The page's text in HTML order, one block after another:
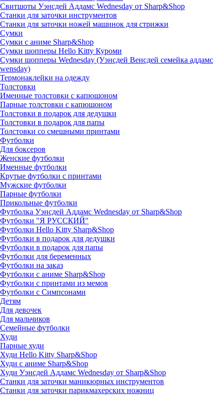
Свитшоты Уэнсдей Аддамс Wednesday от Sharp&Shop
Станки для заточки инструментов
Станки для заточки ножей машинок для стрижки
Сумки
Сумки с аниме Sharp&Shop
Сумки шопперы Hello Kitty Куроми
Сумки шопперы Wednesday (Уэнсдей Венсдей семейка аддамс
wensday)
Термонаклейки на одежду
Толстовки
Именные толстовки с капюшоном
Парные толстовки с капюшоном
Толстовки в подарок для дедушки
Толстовки в подарок для папы
Толстовки со смешными принтами
Футболки
Для боксеров
Женские футболки
Именные футболки
Крутые футболки с принтами
Мужские футболки
Парные футболки
Прикольные футболки
Футболка Уэнсдей Аддамс Wednesday от Sharp&Shop
Футболки "Я РУССКИЙ"
Футболки Hello Kitty Sharp&Shop
Футболки в подарок для дедушки
Футболки в подарок для папы
Футболки для беременных
Футболки на заказ
Футболки с аниме Sharp&Shop
Футболки с принтами из мемов
Футболки с Симпсонами
Детям
Для девочек
Для мальчиков
Семейные футболки
Худи
Парные худи
Худи Hello Kitty Sharp&Shop
Худи с аниме Sharp&Shop
Худи Уэнсдей Аддамс Wednesday от Sharp&Shop
Станки для заточки маникюрных инструментов
Станки для заточки парикмахерских ножниц